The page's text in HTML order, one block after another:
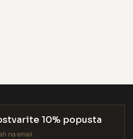
10% popusta
na email.